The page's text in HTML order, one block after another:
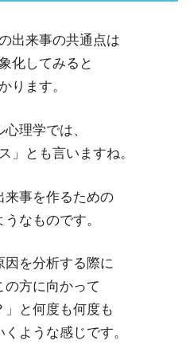
出来事の共通点は
化してみると
ります。
理学では、
」とも言いますね。
来事を作るための
なものです。
因を分析する際に
の方に向かって
」と何度も何度も
ような感じです。